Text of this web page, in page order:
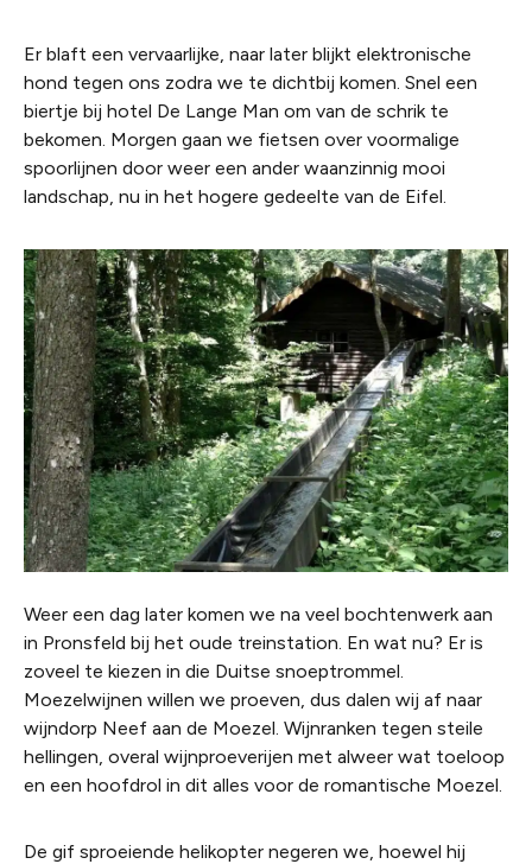
Er blaft een vervaarlijke, naar later blijkt elektronische
hond tegen ons zodra we te dichtbij komen. Snel een
biertje bij hotel De Lange Man om van de schrik te
bekomen. Morgen gaan we fietsen over voormalige
spoorlijnen door weer een ander waanzinnig mooi
landschap, nu in het hogere gedeelte van de Eifel.
Weer een dag later komen we na veel bochtenwerk aan
in Pronsfeld bij het oude treinstation. En wat nu? Er is
zoveel te kiezen in die Duitse snoeptrommel.
Moezelwijnen willen we proeven, dus dalen wij af naar
wijndorp Neef aan de Moezel. Wijnranken tegen steile
hellingen, overal wijnproeverijen met alweer wat toeloop
en een hoofdrol in dit alles voor de romantische Moezel.
De gif sproeiende helikopter negeren we, hoewel hij